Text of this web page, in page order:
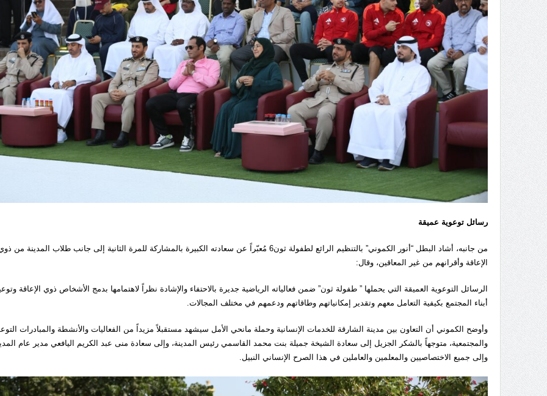
رسائل توعوية عميقة
من جانبه، أشاد البطل “أنور الكموني” بالتنظيم الرائع لطفولة ثون6 مُعبّراً عن سعادته الكبيرة بالمشاركة للمرة الثانية إلى جانب طلاب المدينة من
الإعاقة وأقرانهم من غير المعاقين، وقال:
الرسائل التوعوية العميقة التي يحملها ” طفولة ثون” ضمن فعالياته الرياضية جديرة بالاحتفاء والإشادة نظراً لاهتمامها بدمج الأشخاص ذوي الإعاقة
أبناء المجتمع بكيفية التعامل معهم وتقدير إمكانياتهم وطاقاتهم ودعمهم في مختلف المجالات.
وأوضح الكموني أن التعاون بين مدينة الشارقة للخدمات الإنسانية وحملة مانحي الأمل سيشهد مستقبلاً مزيداً من الفعاليات والأنشطة والمبادرات
والمجتمعية، متوجهاً بالشكر الجزيل إلى سعادة الشيخة جميلة بنت محمد القاسمي رئيس المدينة، وإلى سعادة منى عبد الكريم اليافعي مدير عام
وإلى جميع الاختصاصيين والمعلمين والعاملين في هذا الصرح الإنساني النبيل.